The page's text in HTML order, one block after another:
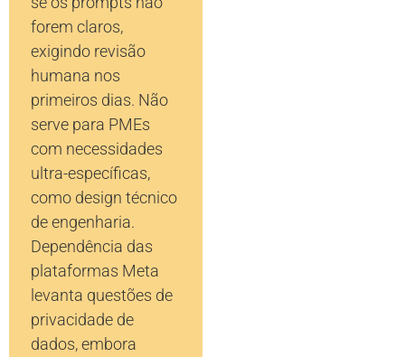
forem claros,
exigindo revisão
humana nos
primeiros dias. Não
serve para PMEs
com necessidades
ultra-específicas,
como design técnico
de engenharia.
Dependência das
plataformas Meta
levanta questões de
privacidade de
dados, embora